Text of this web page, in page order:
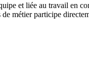
et liée au travail en
métier participe